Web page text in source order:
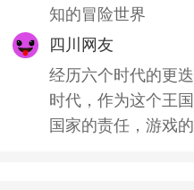
知的冒险世界
四川网友
经历六个时代的更
时代，作为这个王
国家的责任，游戏